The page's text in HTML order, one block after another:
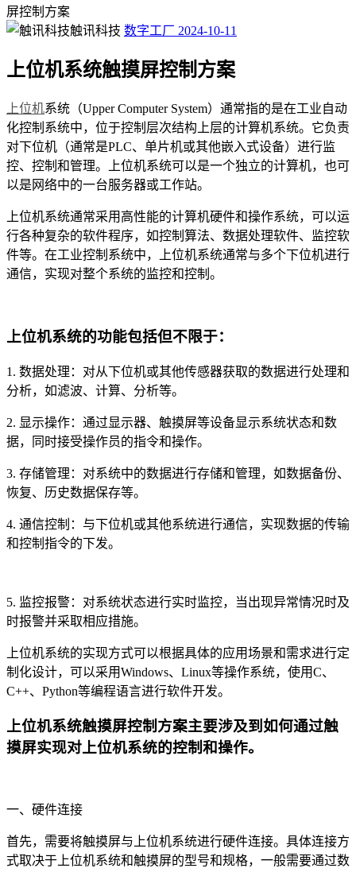
屏控制方案
触讯科技 数字工厂 2024-10-11
上位机系统触摸屏控制方案
上位机系统（Upper Computer System）通常指的是在工业自动
化控制系统中，位于控制层次结构上层的计算机系统。它负责
对下位机（通常是PLC、单片机或其他嵌入式设备）进行监
控、控制和管理。上位机系统可以是一个独立的计算机，也可
以是网络中的一台服务器或工作站。
上位机系统通常采用高性能的计算机硬件和操作系统，可以运
行各种复杂的软件程序，如控制算法、数据处理软件、监控软
件等。在工业控制系统中，上位机系统通常与多个下位机进行
通信，实现对整个系统的监控和控制。
上位机系统的功能包括但不限于：
1. 数据处理：对从下位机或其他传感器获取的数据进行处理和
分析，如滤波、计算、分析等。
2. 显示操作：通过显示器、触摸屏等设备显示系统状态和数
据，同时接受操作员的指令和操作。
3. 存储管理：对系统中的数据进行存储和管理，如数据备份、
恢复、历史数据保存等。
4. 通信控制：与下位机或其他系统进行通信，实现数据的传输
和控制指令的下发。
5. 监控报警：对系统状态进行实时监控，当出现异常情况时及
时报警并采取相应措施。
上位机系统的实现方式可以根据具体的应用场景和需求进行定
制化设计，可以采用Windows、Linux等操作系统，使用C、
C++、Python等编程语言进行软件开发。
上位机系统触摸屏控制方案主要涉及到如何通过触
摸屏实现对上位机系统的控制和操作。
一、硬件连接
首先，需要将触摸屏与上位机系统进行硬件连接。具体连接方
式取决于上位机系统和触摸屏的型号和规格，一般需要通过数